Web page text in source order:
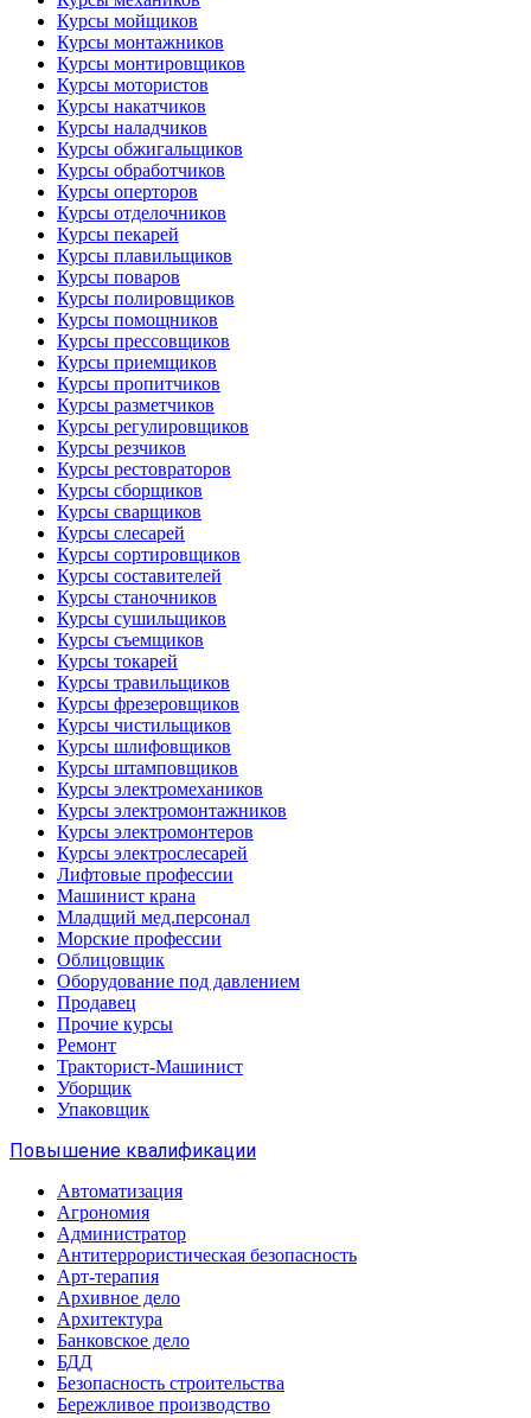
Курсы мойщиков
Курсы монтажников
Курсы монтировщиков
Курсы мотористов
Курсы накатчиков
Курсы наладчиков
Курсы обжигальщиков
Курсы обработчиков
Курсы оперторов
Курсы отделочников
Курсы пекарей
Курсы плавильщиков
Курсы поваров
Курсы полировщиков
Курсы помощников
Курсы прессовщиков
Курсы приемщиков
Курсы пропитчиков
Курсы разметчиков
Курсы регулировщиков
Курсы резчиков
Курсы рестовраторов
Курсы сборщиков
Курсы сварщиков
Курсы слесарей
Курсы сортировщиков
Курсы составителей
Курсы станочников
Курсы сушильщиков
Курсы съемщиков
Курсы токарей
Курсы травильщиков
Курсы фрезеровщиков
Курсы чистильщиков
Курсы шлифовщиков
Курсы штамповщиков
Курсы электромехаников
Курсы электромонтажников
Курсы электромонтеров
Курсы электрослесарей
Лифтовые профессии
Машинист крана
Младщий мед.персонал
Морские профессии
Облицовщик
Оборудование под давлением
Продавец
Прочие курсы
Ремонт
Тракторист-Машинист
Уборщик
Упаковщик
Повышение квалификации
Автоматизация
Агрономия
Администратор
Антитеррористическая безопасность
Арт-терапия
Архивное дело
Архитектура
Банковское дело
БДД
Безопасность строительства
Бережливое производство